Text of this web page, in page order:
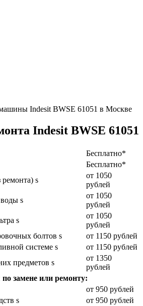
Indesit BWSE 61051
Бесплатно*
Бесплатно*
s
от 1050
рублей
s
от 1050
рублей
s
от 1050
рублей
болтов s
от 1150 рублей
системе s
от 1150 рублей
предметов s
от 1350
рублей
замене или ремонту:
от 950 рублей
s
от 950 рублей